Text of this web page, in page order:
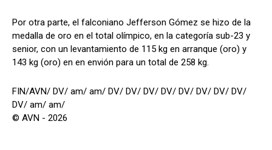
Por otra parte, el falconiano Jefferson Gómez se hizo de la
medalla de oro en el total olímpico, en la categoría sub-23 y
senior, con un levantamiento de 115 kg en arranque (oro) y
143 kg (oro) en en envión para un total de 258 kg.
FIN/AVN/ DV/ am/ am/ DV/ DV/ DV/ DV/ DV/ DV/ DV/ DV/
DV/ am/ am/
© AVN - 2026